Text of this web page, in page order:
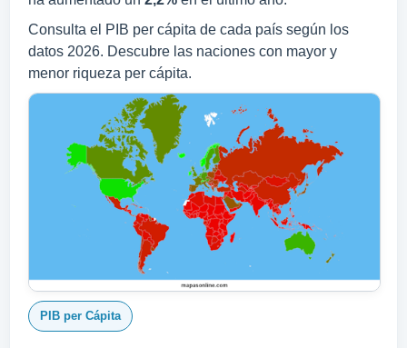
Consulta el PIB per cápita de cada país según los
datos 2026. Descubre las naciones con mayor y
menor riqueza per cápita.
PIB per Cápita